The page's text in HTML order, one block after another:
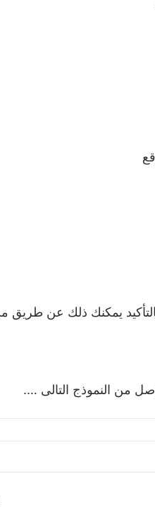
يمكنك ذلك عن طريق
من النموذج التالى ….